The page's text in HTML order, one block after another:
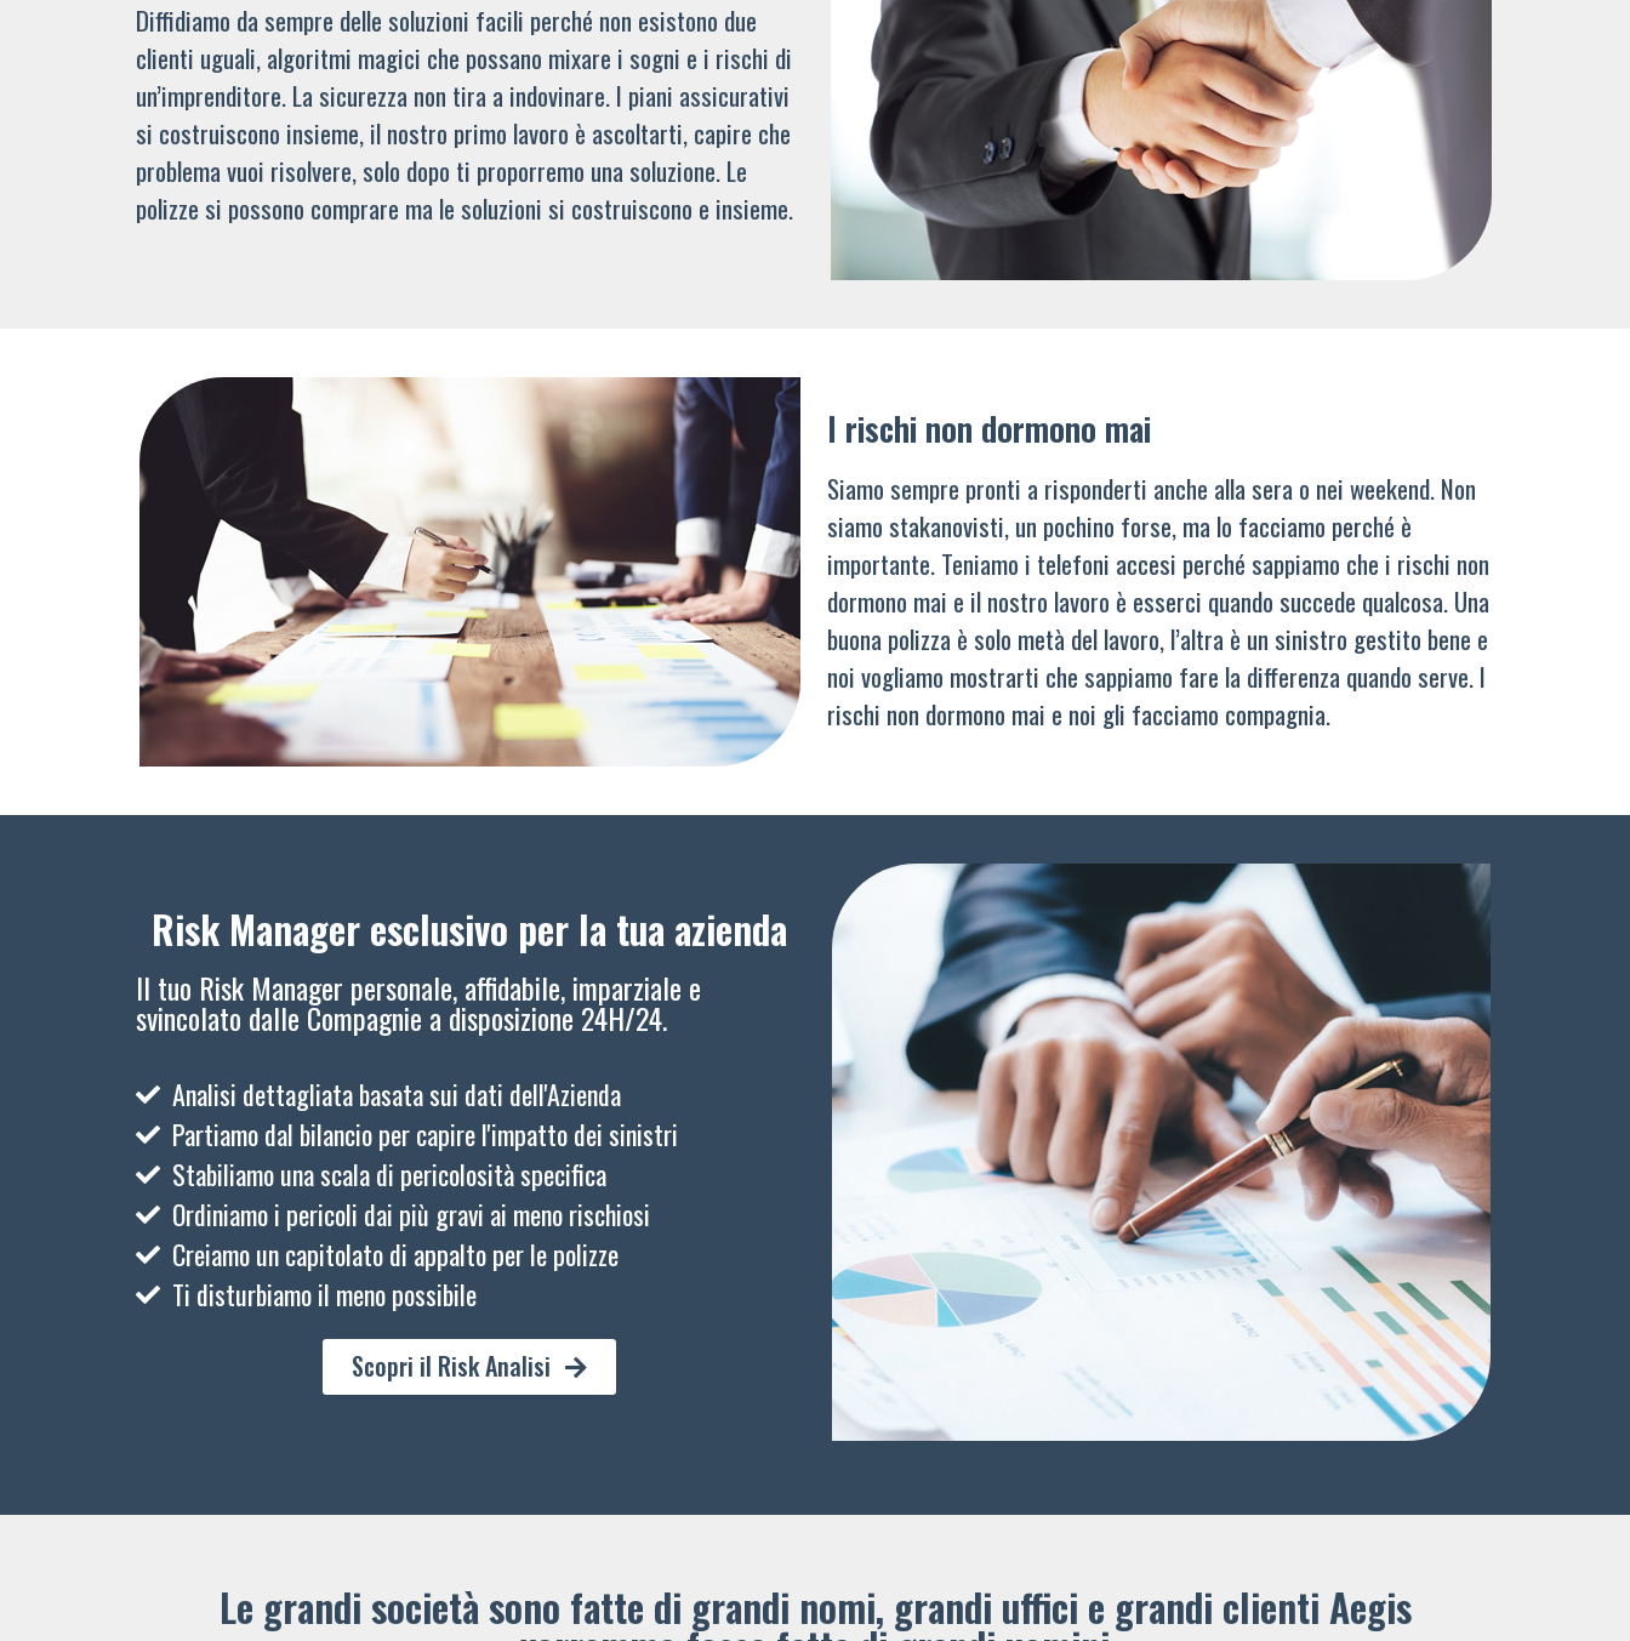
Diffidiamo da sempre delle soluzioni facili perché non esistono due
clienti uguali, algoritmi magici che possano mixare i sogni e i rischi di
un’imprenditore. La sicurezza non tira a indovinare. I piani assicurativi
si costruiscono insieme, il nostro primo lavoro è ascoltarti, capire che
problema vuoi risolvere, solo dopo ti proporremo una soluzione. Le
polizze si possono comprare ma le soluzioni si costruiscono e insieme.
I rischi non dormono mai
Siamo sempre pronti a risponderti anche alla sera o nei weekend. Non
siamo stakanovisti, un pochino forse, ma lo facciamo perché è
importante. Teniamo i telefoni accesi perché sappiamo che i rischi non
dormono mai e il nostro lavoro è esserci quando succede qualcosa. Una
buona polizza è solo metà del lavoro, l’altra è un sinistro gestito bene e
noi vogliamo mostrarti che sappiamo fare la differenza quando serve. I
rischi non dormono mai e noi gli facciamo compagnia.
Risk Manager esclusivo per la tua azienda
Il tuo Risk Manager personale, affidabile, imparziale e
svincolato dalle Compagnie a disposizione 24H/24.
Analisi dettagliata basata sui dati dell'Azienda
Partiamo dal bilancio per capire l'impatto dei sinistri
Stabiliamo una scala di pericolosità specifica
Ordiniamo i pericoli dai più gravi ai meno rischiosi
Creiamo un capitolato di appalto per le polizze
Ti disturbiamo il meno possibile
Scopri il Risk Analisi
Le grandi società sono fatte di grandi nomi, grandi uffici e grandi clienti ​Aegis